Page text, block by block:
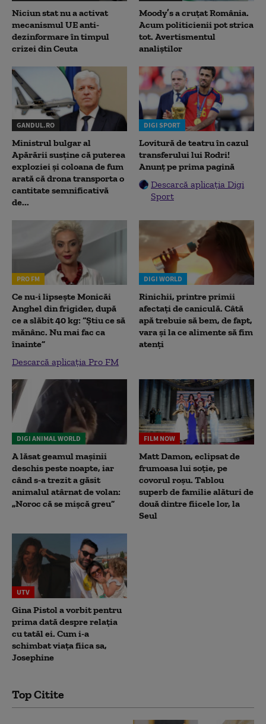
Niciun stat nu a activat
mecanismul UE anti-
dezinformare în timpul
crizei din Ceuta
Moody’s a cruțat România.
Acum politicienii pot strica
tot. Avertismentul
analiștilor
GANDUL.RO
Ministrul bulgar al
Apărării susține că puterea
exploziei și coloana de fum
arată că drona transporta o
cantitate semnificativă
de...
DIGI SPORT
Lovitură de teatru în cazul
transferului lui Rodri!
Anunț pe prima pagină
Descarcă aplicația Digi
Sport
PRO FM
Ce nu-i lipsește Monicăi
Anghel din frigider, după
ce a slăbit 40 kg: “Știu ce să
mănânc. Nu mai fac ca
înainte”
Descarcă aplicația Pro FM
DIGI WORLD
Rinichii, printre primii
afectați de caniculă. Câtă
apă trebuie să bem, de fapt,
vara și la ce alimente să fim
atenți
DIGI ANIMAL WORLD
A lăsat geamul mașinii
deschis peste noapte, iar
când s-a trezit a găsit
animalul atârnat de volan:
„Noroc că se mișcă greu”
FILM NOW
Matt Damon, eclipsat de
frumoasa lui soție, pe
covorul roșu. Tablou
superb de familie alături de
două dintre fiicele lor, la
Seul
UTV
Gina Pistol a vorbit pentru
prima dată despre relația
cu tatăl ei. Cum i-a
schimbat viața fiica sa,
Josephine
Top Citite